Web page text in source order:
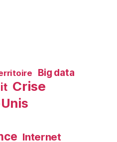
Big data
Crise
Internet